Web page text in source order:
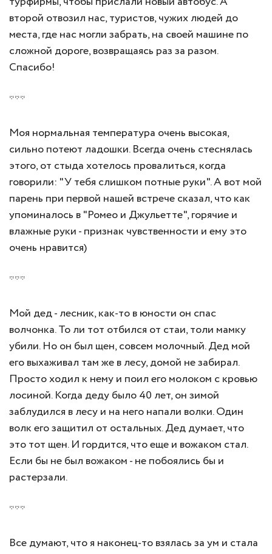
второй отвозил нас, туристов, чужих людей до
места, где нас могли забрать, на своей машине по
сложной дороге, возвращаясь раз за разом.
Спасибо!
***
Моя нормальная температура очень высокая,
сильно потеют ладошки. Всегда очень стеснялась
этого, от стыда хотелось провалиться, когда
говорили: "У тебя слишком потные руки". А вот мой
парень при первой нашей встрече сказал, что как
упоминалось в "Ромео и Джульетте", горячие и
влажные руки - признак чувственности и ему это
очень нравится)
***
Мой дед - лесник, как-то в юности он спас
волчонка. То ли тот отбился от стаи, толи мамку
убили. Но он был щен, совсем молочный. Дед мой
его выхаживал там же в лесу, домой не забирал.
Просто ходил к нему и поил его молоком с кровью
лосиной. Когда деду было 40 лет, он зимой
заблудился в лесу и на него напали волки. Один
волк его защитил от остальных. Дед думает, что
это тот щен. И гордится, что еще и вожаком стал.
Если бы не был вожаком - не побоялись бы и
растерзали.
***
Все думают, что я наконец-то взялась за ум и стала